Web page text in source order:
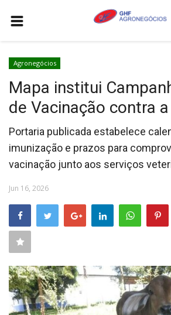
AGRONEGÓCIOS
LEILÕES
FEIRAS E EVENTOS
LOGÍSTICA
COTAÇÕES
COMO ANUNCIAR
COLUNISTA
QUEM SOMOS
CONTATO
CONECTE-SE
REGISTO
Agronegócios
Mapa institui
de Vacinação contra
Portaria publicada estabelece
imunização e prazos para
vacinação junto aos serviços
Jun 16, 2026